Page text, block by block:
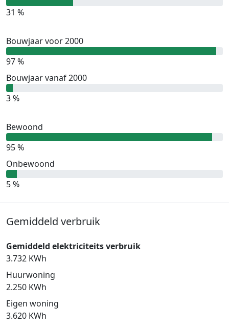
31 %
Bouwjaar voor 2000
97 %
Bouwjaar vanaf 2000
3 %
Bewoond
95 %
Onbewoond
5 %
Gemiddeld verbruik
Gemiddeld elektriciteits verbruik
3.732 KWh
Huurwoning
2.250 KWh
Eigen woning
3.620 KWh